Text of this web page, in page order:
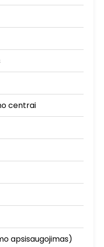
centrai
apsisaugojimas)